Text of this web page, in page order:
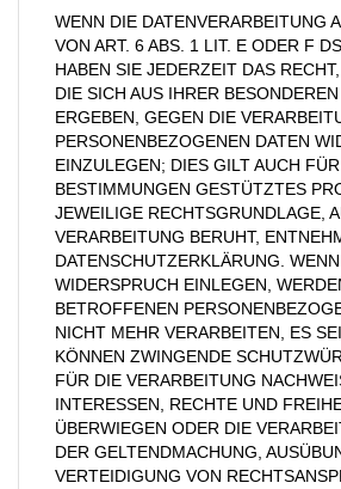
WENN DIE DATENVERARBEITUNG
VON ART. 6 ABS. 1 LIT. E ODER F
HABEN SIE JEDERZEIT DAS
DIE SICH AUS IHRER
ERGEBEN, GEGEN DIE
PERSONENBEZOGENEN DATEN
EINZULEGEN; DIES GILT AUCH
BESTIMMUNGEN GESTÜTZTES
JEWEILIGE RECHTSGRUNDLAGE,
VERARBEITUNG BERUHT,
DATENSCHUTZERKLÄRUNG.
WIDERSPRUCH EINLEGEN,
BETROFFENEN
NICHT MEHR VERARBEITEN, ES
KÖNNEN ZWINGENDE
FÜR DIE VERARBEITUNG
INTERESSEN, RECHTE UND
ÜBERWIEGEN ODER DIE
DER GELTENDMACHUNG,
VERTEIDIGUNG VON